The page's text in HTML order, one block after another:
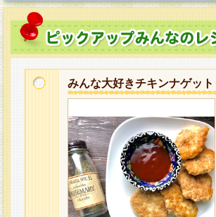
みんな大好きチキンナゲット